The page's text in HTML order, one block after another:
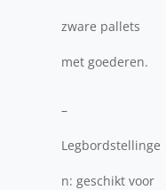
zware pallets
met goederen.
–
Legbordstellinge
n: geschikt voor